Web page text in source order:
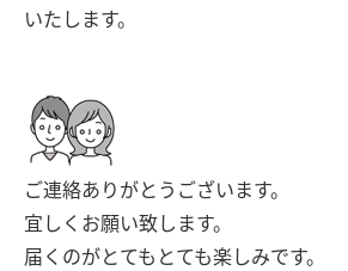
いたします。
ご連絡ありがとうございます。
宜しくお願い致します。
届くのがとてもとても楽しみです。